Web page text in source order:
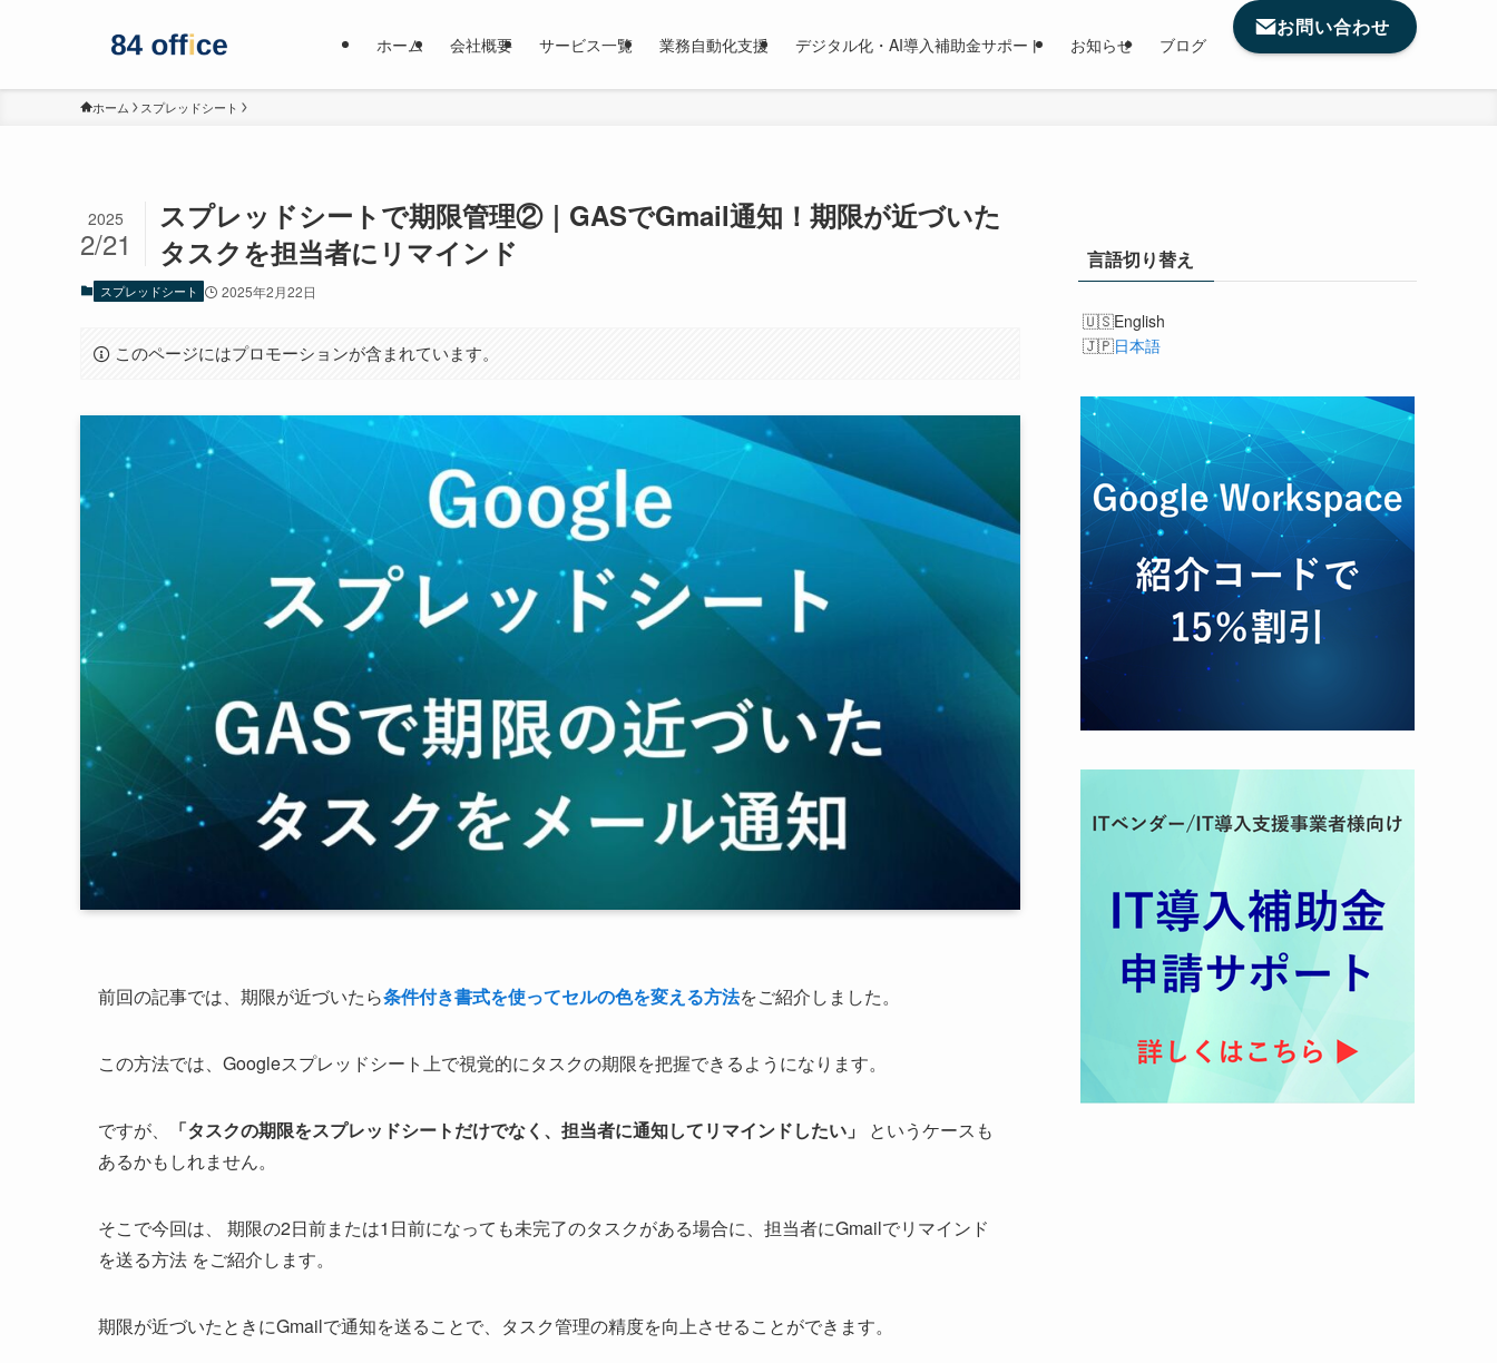
ホーム 会社概要 サービス一覧 業務自動化支援 デジタル化・AI導入補助金サポート お知らせ ブログ
お問い合わせ
ホーム スプレッドシート
スプレッドシートで期限管理②｜GASでGmail通知！期限が近づいた
タスクを担当者にリマインド
2025
2/21
スプレッドシート 2025年2月22日
このページにはプロモーションが含まれています。
前回の記事では、期限が近づいたら条件付き書式を使ってセルの色を変える方法をご紹介しました。
この方法では、Googleスプレッドシート上で視覚的にタスクの期限を把握できるようになります。
ですが、 「タスクの期限をスプレッドシートだけでなく、担当者に通知してリマインドしたい」
というケースも
あるかもしれません。
そこで今回は、 期限の2日前または1日前になっても未完了のタスクがある場合に、担当者にGmailでリマインド
を送る方法 をご紹介します。
期限が近づいたときにGmailで通知を送ることで、タスク管理の精度を向上させることができます。
言語切り替え
English
日本語